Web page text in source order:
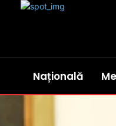
Națională